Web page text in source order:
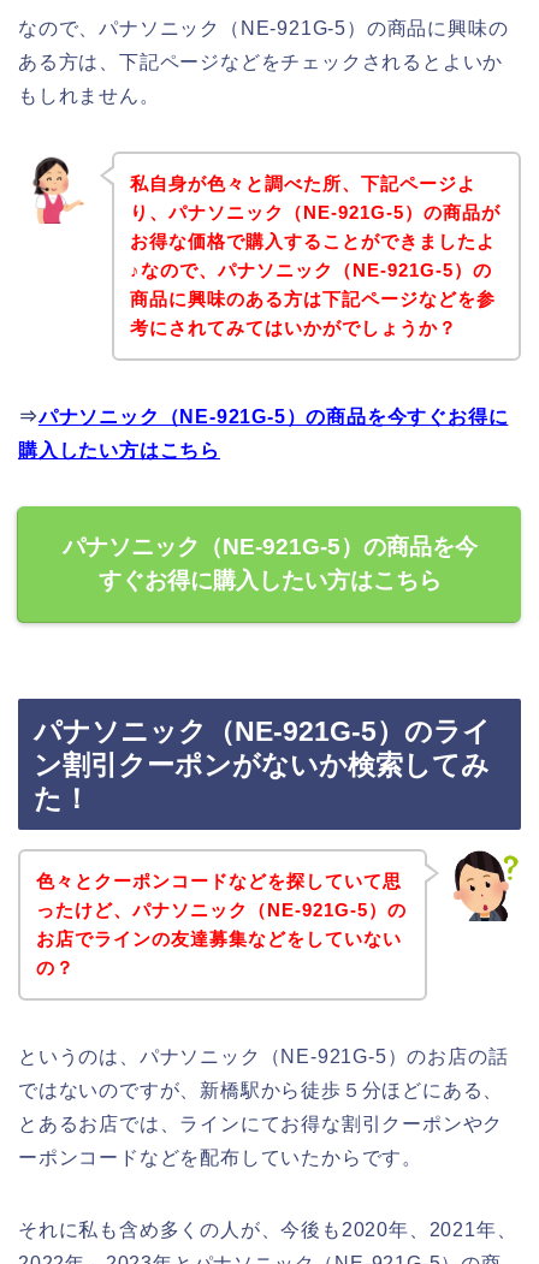
なので、パナソニック（NE-921G-5）の商品に興味の
ある方は、下記ページなどをチェックされるとよいか
もしれません。
私自身が色々と調べた所、下記ページよ
り、パナソニック（NE-921G-5）の商品が
お得な価格で購入することができましたよ
♪なので、パナソニック（NE-921G-5）の
商品に興味のある方は下記ページなどを参
考にされてみてはいかがでしょうか？
⇒パナソニック（NE-921G-5）の商品を今すぐお得に
購入したい方はこちら
パナソニック（NE-921G-5）の商品を今
すぐお得に購入したい方はこちら
パナソニック（NE-921G-5）のライ
ン割引クーポンがないか検索してみ
た！
色々とクーポンコードなどを探していて思
ったけど、パナソニック（NE-921G-5）の
お店でラインの友達募集などをしていない
の？
というのは、パナソニック（NE-921G-5）のお店の話
ではないのですが、新橋駅から徒歩５分ほどにある、
とあるお店では、ラインにてお得な割引クーポンやク
ーポンコードなどを配布していたからです。
それに私も含め多くの人が、今後も2020年、2021年、